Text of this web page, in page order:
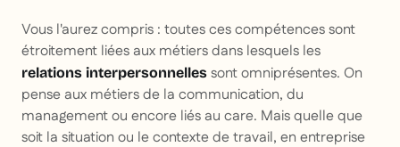
Vous l'aurez compris : toutes ces compétences sont
étroitement liées aux métiers dans lesquels les
relations interpersonnelles sont omniprésentes. On
pense aux métiers de la communication, du
management ou encore liés au care. Mais quelle que
soit la situation ou le contexte de travail, en entreprise